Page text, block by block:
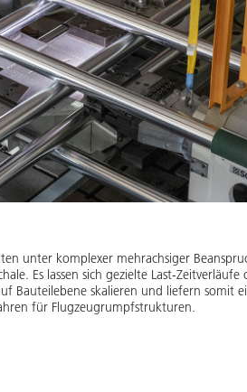
unter komplexer mehrachsiger
Es lassen sich gezielte Last-Zeitverläufe
Bauteilebene skalieren und liefern somit
für Flugzeugrumpfstrukturen.